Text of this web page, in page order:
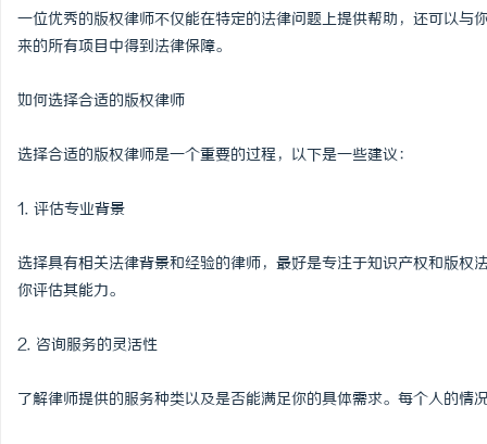
一位优秀的版权律师不仅能在特定的法律问题上提供帮助，还可以
来的所有项目中得到法律保障。
如何选择合适的版权律师
选择合适的版权律师是一个重要的过程，以下是一些建议：
1. 评估专业背景
选择具有相关法律背景和经验的律师，最好是专注于知识产权和版
你评估其能力。
2. 咨询服务的灵活性
了解律师提供的服务种类以及是否能满足你的具体需求。每个人的